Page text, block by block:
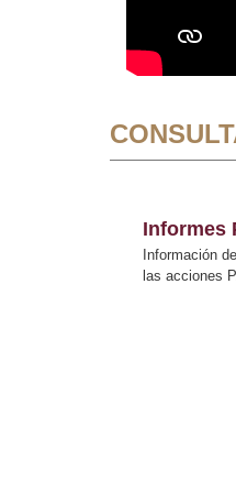
Informes
Información
las acciones